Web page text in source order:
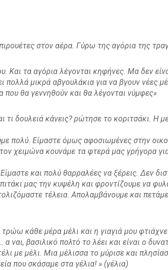
στον αέρα. Γύρω της αγόρια της
Και τα αγόρια λέγονται κηφήνες. Μα δεν
μικρά αβγουλάκια για να βγουν νέες
που θα γεννηθούν και θα λέγονται νύμφες»
δουλειά κάνεις? ρώτησε το κοριτσάκι. Η
πολύ. Είμαστε όμως αφοσιωμένες στην
χειμώνα κουνάμε τα φτερά μας γρήγορα
και πολύ θαρραλέες να ξέρεις. Δεν
μας την κυψέλη και φροντίζουμε να
τέλεια. Απολαμβάνουμε και
κάθε μέρα μέλι και η γιαγιά μου
ναι, βασιλικό πολτό το λέει και είναι ο
με μέλι. Μια μέλισσα το μύρισε και
που σκάσαμε στα γέλια! » (γέλια)